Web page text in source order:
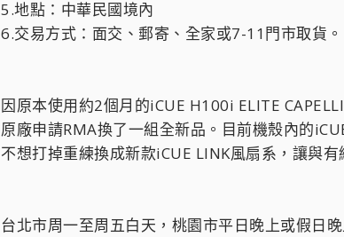
5.地點：中華民國境內
6.交易方式：面交、郵寄、全家或7-11門市取貨。
因原本使用約2個月的iCUE H100i ELITE
原廠申請RMA換了一組全新品。目前機殼內的
不想打掉重練換成新款iCUE LINK風扇系，讓與有
台北市周一至周五白天，桃園市平日晚上或假日